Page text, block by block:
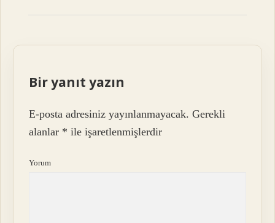
Bir yanıt yazın
E-posta adresiniz yayınlanmayacak. Gerekli
alanlar * ile işaretlenmişlerdir
Yorum